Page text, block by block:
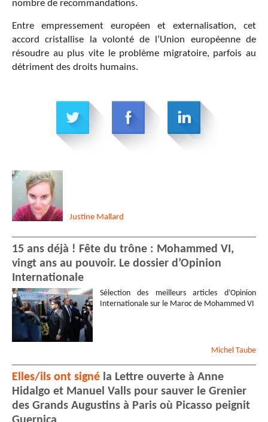
nombre de recommandations.
Entre empressement européen et externalisation, cet
accord cristallise la volonté de l’Union européenne de
résoudre au plus vite le problème migratoire, parfois au
détriment des droits humains.
Justine Mallard
15 ans déjà ! Fête du trône : Mohammed VI,
vingt ans au pouvoir. Le dossier d’Opinion
Internationale
Sélection des meilleurs articles d’Opinion
Internationale sur le Maroc de Mohammed VI
Michel Taube
Elles/ils ont signé la Lettre ouverte à Anne
Hidalgo et Manuel Valls pour sauver le Grenier
des Grands Augustins à Paris où Picasso peignit